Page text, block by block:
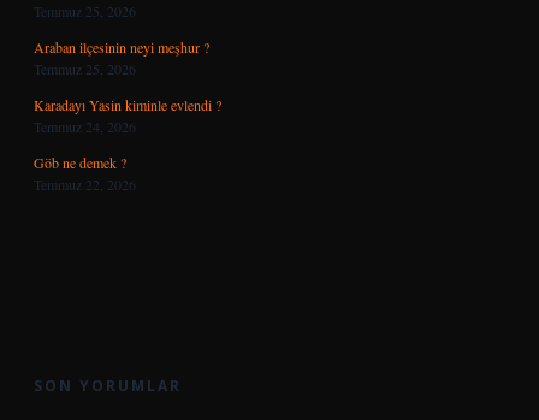
Temmuz 25, 2026
Araban ilçesinin neyi meşhur ?
Temmuz 25, 2026
Karadayı Yasin kiminle evlendi ?
Temmuz 24, 2026
Göb ne demek ?
Temmuz 22, 2026
SON YORUMLAR